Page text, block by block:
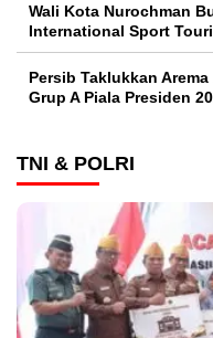
Wali Kota Nurochman
International Sport
Persib Taklukkan
Grup A Piala Presiden
TNI & POLRI